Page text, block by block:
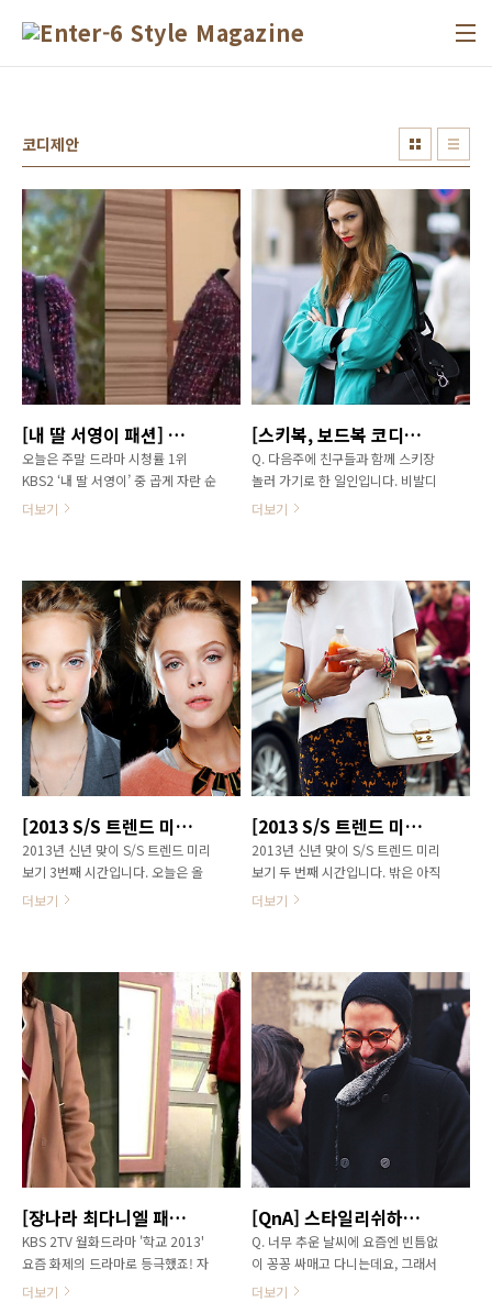
코디제안
[내 딸 서영이 패션] 내 딸 서영이 최호정(최윤영)의 상큼한 패션 스타일
오늘은 주말 드라마 시청률 1위
KBS2 ‘내 딸 서영이’ 중 곱게 자란 순
하고 정 많은 ‘최호정’역을 맡은 ‘최윤
니스타로 떠오른 최윤영(최호정) 패
션. 지금 함께 보시죠! [ 최윤영(최호
정) 스타일 키워드 '비비드' ] 1. 비비
드 니트 극 중 최윤영(최호정)은 짝사
랑에 빠진 순정녀로 최근엔 짝사랑남
상우와 결혼에 성공하며 더욱 귀엽고
순수한 여성을 연기하고 있는데요.
패션도 이에 맞게 러블리하고 소녀스
럽게 표현하고 있답니다. 여기서 최
윤영(최호정)이 즐겨입는 아이템은
나 비비드 컬러의 인기가 뜨거운데
요. 최윤영(최호정)은 이를 극 중 캐
릭터에 반영, 비비드한 옐..
더보기
[스키복, 보드복 코디법] 엔실장의 리조트룩, 스키장 패션 제안
Q. 다음주에 친구들과 함께 스키장
놀러 가기로 한 일인입니다. 비발디
파크랑 휘닉스 파크 중 어디로 갈까
복, 보드복을 장만할까하는데, 이왕
이면 간지나는 스키복, 보드복으로
사고 싶어요. 물 좋기로 소문난 휘닉
스 파크에서 꿀리지 않으려면 어떤
스타일로 입어야 할까요? 엔실장님
도와주세요! A. 스키장에서는 무조건
컬러풀이 정답! 화려한 컬러의 스키
복, 보드복으로 스키장 패셔니스타가
되어보세요^^ 스키복, 보드복 패션
키워드는 단연 컬러풀! 그 중에서도
의 스키복, 보드복이 인기 입니다. 비
비드 컬러는 하얀 눈과 잘 어울릴 뿐
만 아니라 사고 시에도 쉽게 발견할
수 ..
더보기
[2013 S/S 트렌드 미리보기] 헤어스타일편 2013 헤어트렌드는 '내추럴(NATURAL)'
2013년 신년 맞이 S/S 트렌드 미리
보기 3번째 시간입니다. 오늘은 올
봄/여름 트렌드를 주도할 헤어스타일
과 함께 보시죠! 2013 S/S 헤어 스타
일(hair style) 트렌드 키워드 [내추럴
(natural)] 2013년 S/S 시즌에는 지
난 가을, 겨울에 이어 자연스러운 스
타일링이 유행할 전망입니다. 특히
여성미를 극대화시킬 수 있는 롱 웨
이브 스타일이 이번 시즌에도 유행을
이어갈 전망인데요. 올 시즌엔 작년
보다 좀 더 자연스러운 웨이브가 트
렌드를 주도하겠습니다. 따라서 인위
마는 아니지만 풍성한 생머리'와 같
은 스타일이 각광받을텐데요, 이와
더불어 헤어..
더보기
[2013 S/S 트렌드 미리보기] 2013 봄/여름 트렌드 BAG(가방)편
2013년 신년 맞이 S/S 트렌드 미리
보기 두 번째 시간입니다. 밖은 아직
도 춥지만 우리들의 마음은 벌써 봄
과연 어떤 백들이 사랑 받을까요? 엔
실장과 함께 보시죠! 2013 S/S 백
(BAG) 트렌드 키워드 [화이트, 파스
텔, 뱀피] 1. 화이트 2013년 S/S 트
렌드 의상편에서도 전해드렸던 화이
트 컬러! 이번 시즌에는 올 화이트룩
이 부담스럽지 않을 정도로 화이트가
대세를 이룰 전망입니다. 그러니 백
(가방) 트렌드서도 예외가 아니겠죠?
쉽게 더러워질 수 있다는 이유로 꺼
나멜, 페이턴트 등 글로시한 소재로
재탄생 되어 대중들에게 큰 사랑을
받겠습니다. 2..
더보기
[장나라 최다니엘 패션] 학교 2013 장나라와 최다니엘의 센스있는 선생님 패션 따라잡기
KBS 2TV 월화드라마 '학교 2013'
요즘 화제의 드라마로 등극했죠! 자
체 내 최고의 시청률을 갱신하며 꾸
더보기
[QnA] 스타일리쉬하고 보온성도 뛰어난 겨울철 털모자/니트모자 추천
Q. 너무 추운 날씨에 요즘엔 빈틈없
이 꽁꽁 싸매고 다니는데요, 그래서
그런지 요즘 괜찮은 털모자(니트모
더보기